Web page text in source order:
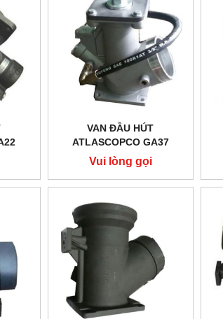
VAN ĐẦU HÚT
ATLASCOPCO GA37
Vui lòng gọi